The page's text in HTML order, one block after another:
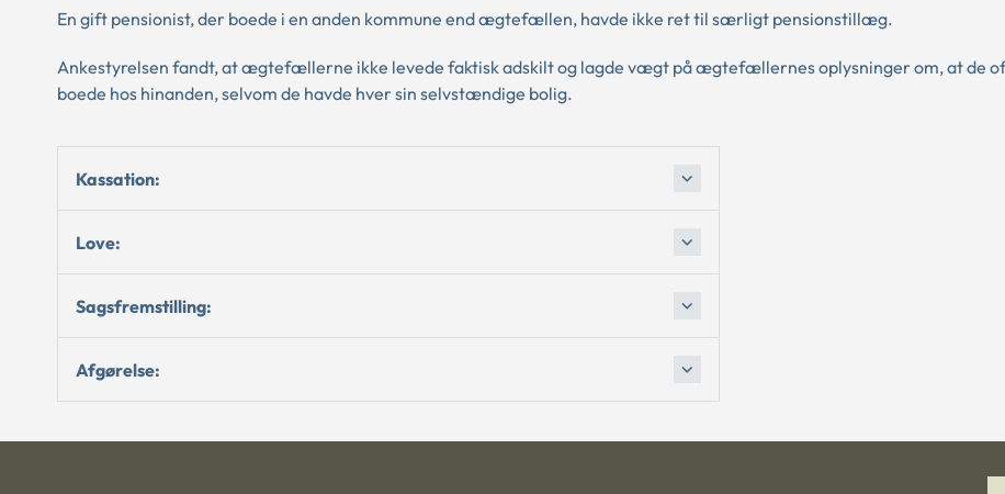
En gift pensionist, der boede i en anden kommune end ægtefællen, havde ikke ret til særligt pensionstillæg.
Ankestyrelsen fandt, at ægtefællerne ikke levede faktisk adskilt og lagde vægt på ægtefællernes oplysninger om, at de
boede hos hinanden, selvom de havde hver sin selvstændige bolig.
Kassation:
Love:
Sagsfremstilling:
Afgørelse: